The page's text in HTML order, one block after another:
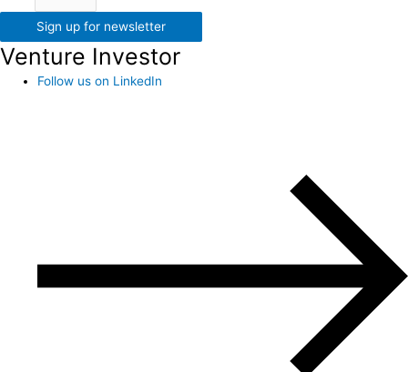
Sign up for newsletter
Venture Investor
Follow us on LinkedIn